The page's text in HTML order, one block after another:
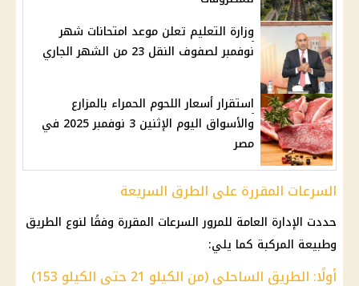
وزارة التعليم تعلن موعد امتحانات شهر
نوفمبر لصفوف النقل 23 من الشهر الجاري
استقرار أسعار اللحوم الحمراء بالمزارع
والأسواق اليوم الإثنين 3 نوفمبر 2025 في
مصر
السرعات المقررة على الطرق السريعة
حددت الإدارة العامة للمرور السرعات المقررة وفقًا لنوع الطريق
وطبيعة المركبة كما يلي:
أولًا: الطريق الساحلي (من الكيلو 21 حتى الكيلو 153)